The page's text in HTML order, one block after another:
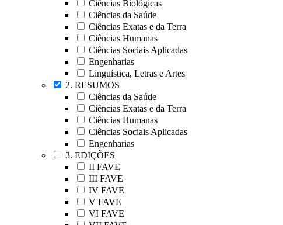
Ciências Biológicas
Ciências da Saúde
Ciências Exatas e da Terra
Ciências Humanas
Ciências Sociais Aplicadas
Engenharias
Linguística, Letras e Artes
2. RESUMOS
Ciências da Saúde
Ciências Exatas e da Terra
Ciências Humanas
Ciências Sociais Aplicadas
Engenharias
3. EDIÇÕES
II FAVE
III FAVE
IV FAVE
V FAVE
VI FAVE